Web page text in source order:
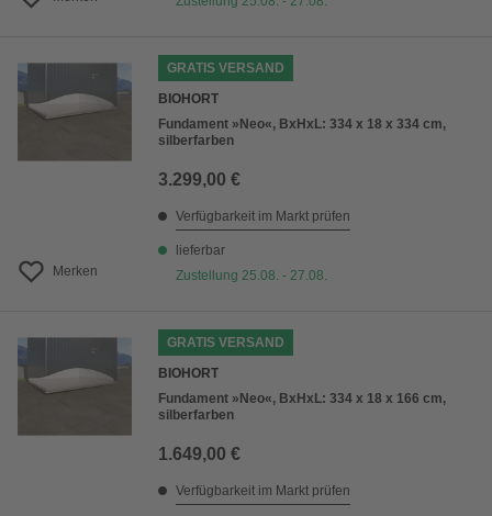
Merken
GRATIS VERSAND
BIOHORT
Fundament »Neo«, BxHxL: 334 x 18 x 334 cm,
silberfarben
3.299,00 €
Verfügbarkeit im Markt prüfen
lieferbar
Zustellung 25.08. - 27.08.
GRATIS VERSAND
BIOHORT
Fundament »Neo«, BxHxL: 334 x 18 x 166 cm,
silberfarben
1.649,00 €
Verfügbarkeit im Markt prüfen